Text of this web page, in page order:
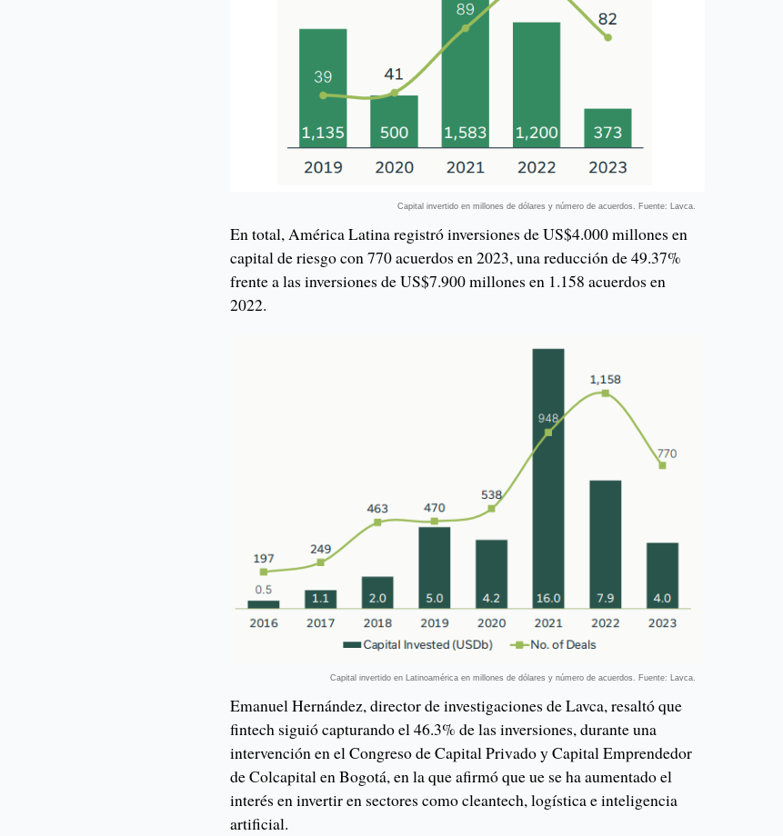
Capital invertido en millones de dólares y número de acuerdos. Fuente: Lavca.
En total, América Latina registró inversiones de US$4.000 millones en
capital de riesgo con 770 acuerdos en 2023, una reducción de 49.37%
frente a las inversiones de US$7.900 millones en 1.158 acuerdos en
2022.
Capital invertido en Latinoamérica en millones de dólares y número de acuerdos. Fuente: Lavca.
Emanuel Hernández, director de investigaciones de Lavca, resaltó que
fintech siguió capturando el 46.3% de las inversiones, durante una
intervención en el Congreso de Capital Privado y Capital Emprendedor
de Colcapital en Bogotá, en la que afirmó que ue se ha aumentado el
interés en invertir en sectores como cleantech, logística e inteligencia
artificial.